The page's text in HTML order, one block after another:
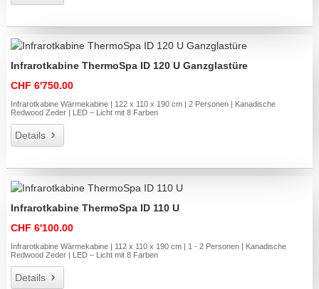
Infrarotkabine ThermoSpa ID 120 U Ganzglastüre
CHF 6'750.00
Infrarotkabine Wärmekabine | 122 x 110 x 190 cm | 2 Personen | Kanadische
Redwood Zeder | LED – Licht mit 8 Farben
Details
Infrarotkabine ThermoSpa ID 110 U
CHF 6'100.00
Infrarotkabine Wärmekabine | 112 x 110 x 190 cm | 1 - 2 Personen | Kanadische
Redwood Zeder | LED – Licht mit 8 Farben
Details